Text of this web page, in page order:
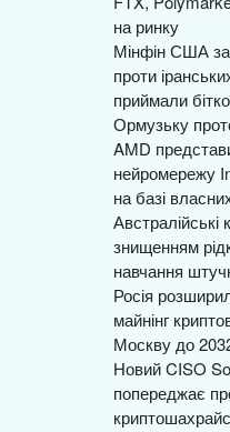
на ринку
Мінфін США
проти
приймали
Ормузьку
AMD
нейромережу
на базі
Австралійські
знищенням
навчання
Росія
майнінг
Москву до
Новий CISO
попереджає